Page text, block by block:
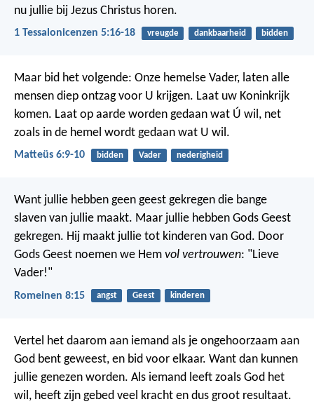
nu jullie bij Jezus Christus horen.
1 Tessalonicenzen 5:16-18 vreugde dankbaarheid bidden
Maar bid het volgende: Onze hemelse Vader, laten alle
mensen diep ontzag voor U krijgen. Laat uw Koninkrijk
komen. Laat op aarde worden gedaan wat Ú wil, net
zoals in de hemel wordt gedaan wat U wil.
Matteüs 6:9-10 bidden Vader nederigheid
Want jullie hebben geen geest gekregen die bange
slaven van jullie maakt. Maar jullie hebben Gods Geest
gekregen. Hij maakt jullie tot kinderen van God. Door
Gods Geest noemen we Hem vol vertrouwen: "Lieve
Vader!"
Romeinen 8:15 angst Geest kinderen
Vertel het daarom aan iemand als je ongehoorzaam aan
God bent geweest, en bid voor elkaar. Want dan kunnen
jullie genezen worden. Als iemand leeft zoals God het
wil, heeft zijn gebed veel kracht en dus groot resultaat.